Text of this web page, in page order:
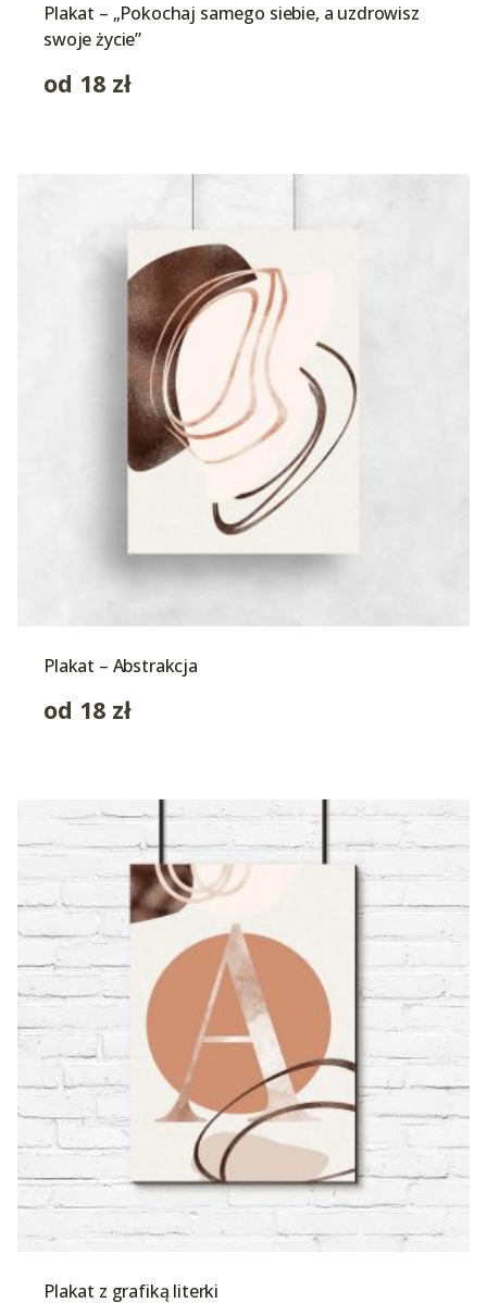
Plakat – „Pokochaj samego siebie, a uzdrowisz
swoje życie”
od 18 zł
Plakat – Abstrakcja
od 18 zł
Plakat z grafiką literki